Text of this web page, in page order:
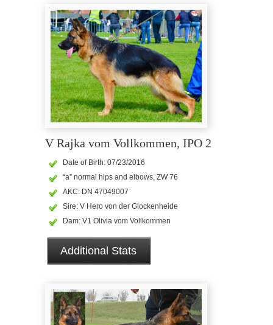
V Rajka vom Vollkommen, IPO 2
Date of Birth: 07/23/2016
“a” normal hips and elbows, ZW 76
AKC: DN 47049007
Sire: V Hero von der Glockenheide
Dam: V1 Olivia vom Vollkommen
Additional Stats